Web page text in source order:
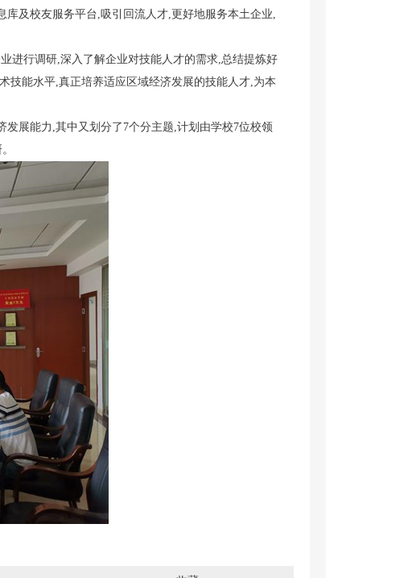
及校友服务平台,吸引回流人才,更好地服务本土企业,
进行调研,深入了解企业对技能人才的需求,总结提炼好
技能水平,真正培养适应区域经济发展的技能人才,为本
展能力,其中又划分了7个分主题,计划由学校7位校领